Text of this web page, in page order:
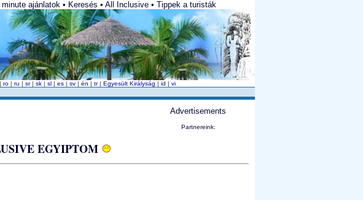
ajánlatok • Keresés • All Inclusive • Tippek a turisták
| ro | ru | sr | sk | sl | es | sv | én | tr | Egyesült Királyság | id | vi
Advertisements
Partnereink:
EGYIPTOM